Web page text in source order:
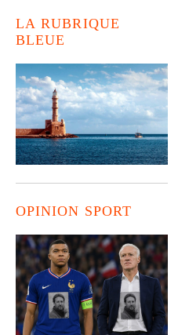
LA RUBRIQUE
BLEUE
OPINION SPORT